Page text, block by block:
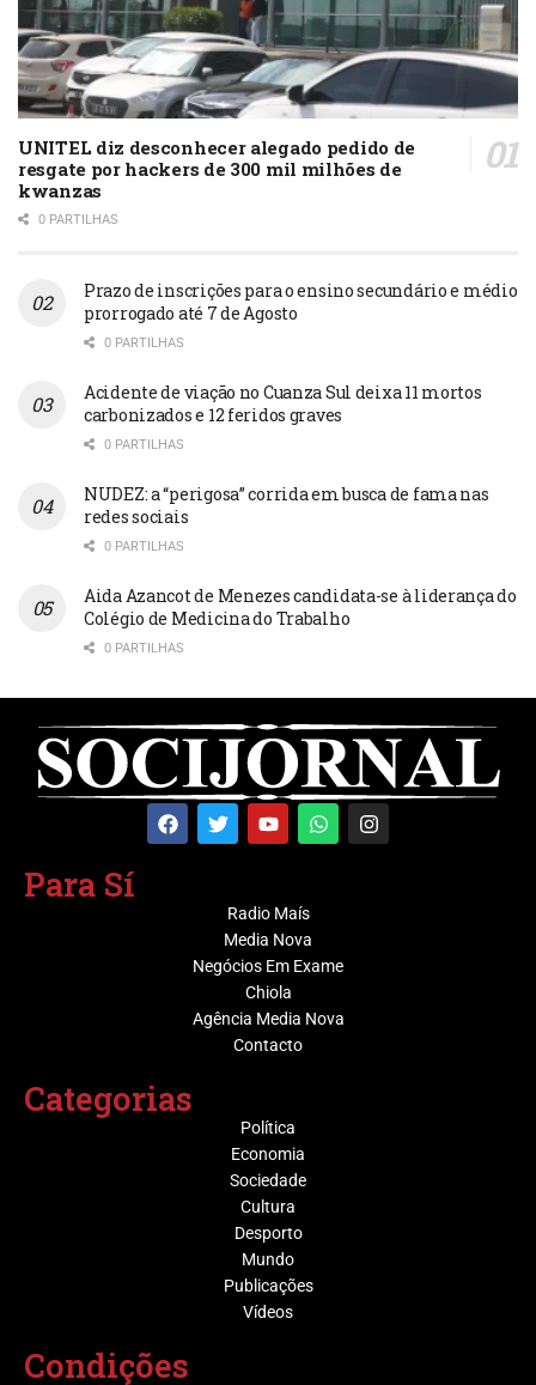
UNITEL diz desconhecer alegado pedido de
resgate por hackers de 300 mil milhões de
kwanzas
0 PARTILHAS
Prazo de inscrições para o ensino secundário e médio
prorrogado até 7 de Agosto
0 PARTILHAS
Acidente de viação no Cuanza Sul deixa 11 mortos
carbonizados e 12 feridos graves
0 PARTILHAS
NUDEZ: a “perigosa” corrida em busca de fama nas
redes sociais
0 PARTILHAS
Aida Azancot de Menezes candidata-se à liderança do
Colégio de Medicina do Trabalho
0 PARTILHAS
Para Sí
Radio Maís
Media Nova
Negócios Em Exame
Chiola
Agência Media Nova
Contacto
Categorias
Política
Economia
Sociedade
Cultura
Desporto
Mundo
Publicações
Vídeos
Condições